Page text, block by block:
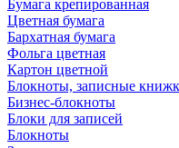
Бумага крепированная
Цветная бумага
Бархатная бумага
Фольга цветная
Картон цветной
Блокноты, записные
Бизнес-блокноты
Блоки для записей
Блокноты